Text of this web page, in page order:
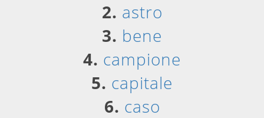
2. astro
3. bene
4. campione
5. capitale
6. caso